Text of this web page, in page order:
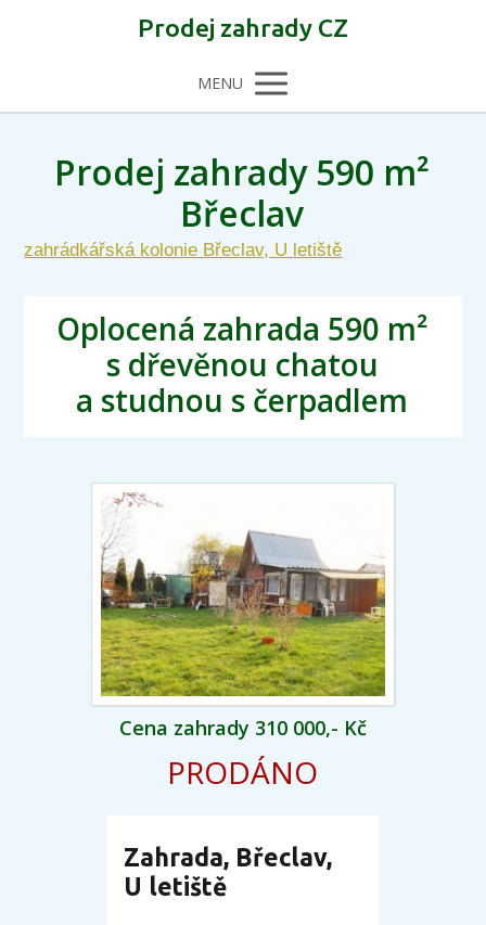
Prodej zahrady CZ
MENU
Prodej zahrady 590 m²
Břeclav
zahrádkářská kolonie Břeclav, U letiště
Oplocená zahrada 590 m²
s dřevěnou chatou
a studnou s čerpadlem
Cena zahrady 310 000,- Kč
PRODÁNO
Zahrada, Břeclav,
U letiště